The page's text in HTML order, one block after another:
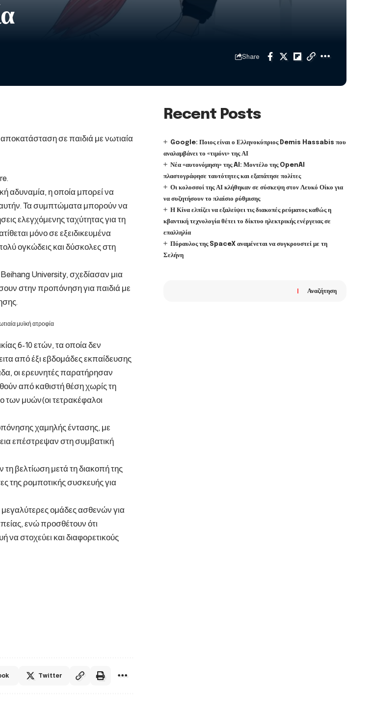
Share
αποκατάσταση σε παιδιά με νωτιαία
αδυναμία, η οποία μπορεί να
Τα συμπτώματα μπορούν να
ελεγχόμενης ταχύτητας για τη
μόνο σε εξειδικευμένα
ογκώδεις και δύσκολες στη
University, σχεδίασαν μια
στην προπόνηση για παιδιά με
μυϊκή ατροφία
6-10 ετών, τα οποία δεν
από έξι εβδομάδες εκπαίδευσης
οι ερευνητές παρατήρησαν
από καθιστή θέση χωρίς τη
των μυών(οι τετρακέφαλοι
χαμηλής έντασης, με
επέστρεψαν στη συμβατική
τη βελτίωση μετά τη διακοπή της
της ρομποτικής συσκευής για
μεγαλύτερες ομάδες ασθενών για
ενώ προσθέτουν ότι
να στοχεύει και διαφορετικούς
Twitter
Recent Posts
Google: Ποιος είναι ο Ελληνοκύπριος Demis Hassabis που
αναλαμβάνει το «τιμόνι» της ΑΙ
Νέα «αυτονόμηση» της AI: Μοντέλο της OpenAI
πλαστογράφησε ταυτότητες και εξαπάτησε πολίτες
Οι κολοσσοί της ΑΙ κλήθηκαν σε σύσκεψη στον Λευκό Οίκο για
να συζητήσουν το πλαίσιο ρύθμισης
Η Κίνα ελπίζει να εξαλείψει τις διακοπές ρεύματος καθώς η
κβαντική τεχνολογία θέτει το δίκτυο ηλεκτρικής ενέργειας σε
επαλληλία
Πύραυλος της SpaceX αναμένεται να συγκρουστεί με τη
Σελήνη
Αναζήτηση